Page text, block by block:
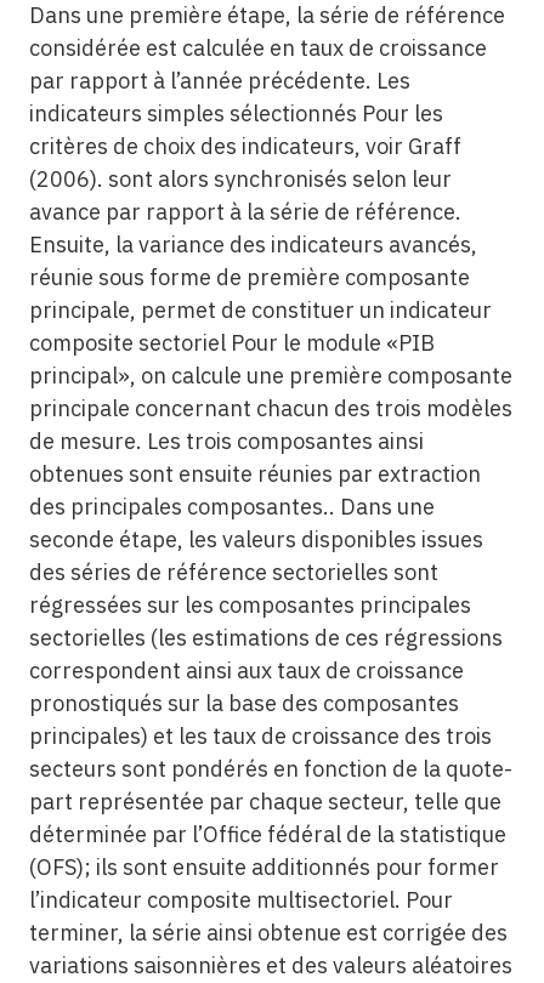
Dans une première étape, la série de référence
considérée est calculée en taux de croissance
par rapport à l’année précédente. Les
indicateurs simples sélectionnés Pour les
critères de choix des indicateurs, voir Graff
(2006). sont alors synchronisés selon leur
avance par rapport à la série de référence.
Ensuite, la variance des indicateurs avancés,
réunie sous forme de première composante
principale, permet de constituer un indicateur
composite sectoriel Pour le module «PIB
principal», on calcule une première composante
principale concernant chacun des trois modèles
de mesure. Les trois composantes ainsi
obtenues sont ensuite réunies par extraction
des principales composantes.. Dans une
seconde étape, les valeurs disponibles issues
des séries de référence sectorielles sont
régressées sur les composantes principales
sectorielles (les estimations de ces régressions
correspondent ainsi aux taux de croissance
pronostiqués sur la base des composantes
principales) et les taux de croissance des trois
secteurs sont pondérés en fonction de la quote-
part représentée par chaque secteur, telle que
déterminée par l’Office fédéral de la statistique
(OFS); ils sont ensuite additionnés pour former
l’indicateur composite multisectoriel. Pour
terminer, la série ainsi obtenue est corrigée des
variations saisonnières et des valeurs aléatoires